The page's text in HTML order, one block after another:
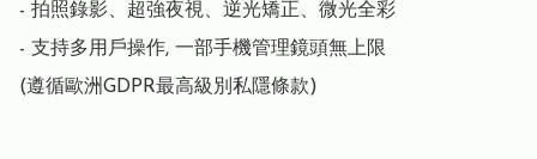
- 拍照錄影、超強夜視、逆光矯正、微光全彩
- 支持多用戶操作, 一部手機管理鏡頭無上限
(遵循歐洲GDPR最高級別私隱條款)